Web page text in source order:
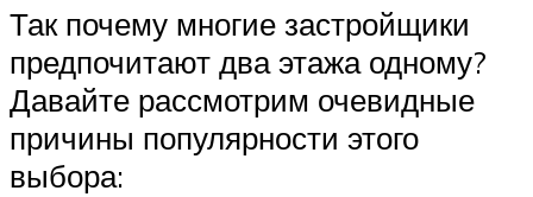
Так почему многие застройщики
предпочитают два этажа одному?
Давайте рассмотрим очевидные
причины популярности этого
выбора: